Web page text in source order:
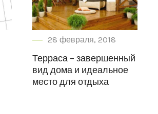
28 февраля, 2018
Терраса – завершенный
вид дома и идеальное
место для отдыха